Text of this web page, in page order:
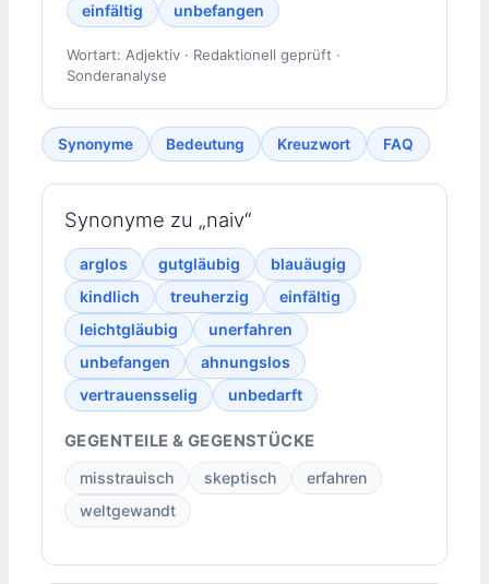
einfältig
unbefangen
Wortart: Adjektiv · Redaktionell geprüft ·
Sonderanalyse
Synonyme Bedeutung Kreuzwort FAQ
Synonyme zu „naiv“
arglos gutgläubig
blauäugig
kindlich
treuherzig
einfältig
leichtgläubig
unerfahren
unbefangen
ahnungslos
vertrauensselig
unbedarft
GEGENTEILE & GEGENSTÜCKE
misstrauisch skeptisch
erfahren
weltgewandt